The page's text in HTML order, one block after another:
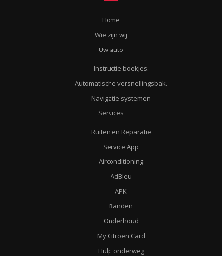
Home
Wie zijn wij
Uw auto
Instructie boekjes.
Automatische versnellingsbak.
Navigatie systemen
Services
Ruiten en Reparatie
Service App
Airconditioning
AdBleu
APK
Banden
Onderhoud
My Citroën Card
Hulp onderweg